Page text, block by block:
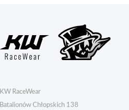
KW RaceWear
Batalionów Chłopskich 138